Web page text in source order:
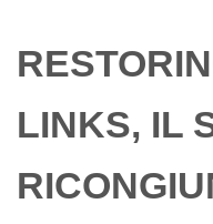
LINKS, IL